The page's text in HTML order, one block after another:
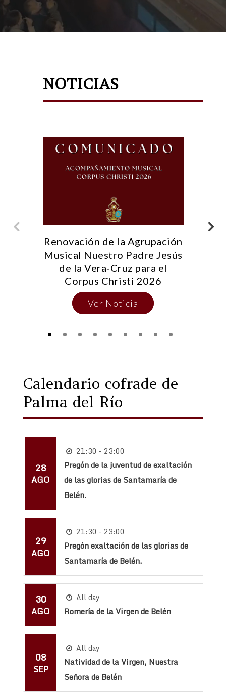
NOTICIAS
Renovación de la Agrupación
Musical Nuestro Padre Jesús
de la Vera‑Cruz para el
Corpus Christi 2026
Ver Noticia
Calendario cofrade de
Palma del Río
28
AGO
21:30 - 23:00
Pregón de la juventud de exaltación
de las glorias de Santamaría de
Belén.
29
AGO
21:30 - 23:00
Pregón exaltación de las glorias de
Santamaría de Belén.
30
AGO
All day
Romería de la Virgen de Belén
08
SEP
All day
Natividad de la Virgen, Nuestra
Señora de Belén